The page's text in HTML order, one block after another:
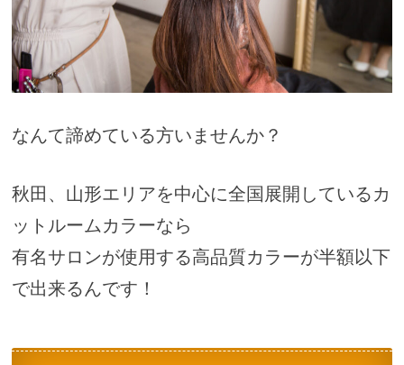
なんて諦めている方いませんか？
秋田、山形エリアを中心に全国展開しているカ
ットルームカラーなら
有名サロンが使用する高品質カラーが半額以下
で出来るんです！